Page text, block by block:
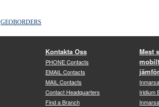
GEOBORDERS
Kontakta Oss
PHONE Contacts
EMAIL Contacts
MAIL Contacts
Contact Headquarters
Find a Branch
Mest
Iridium